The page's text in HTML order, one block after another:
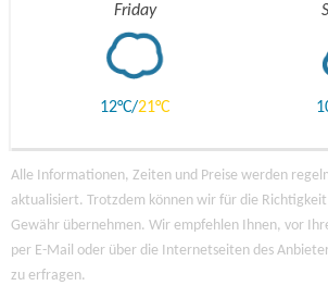
Friday
12 21
Alle Informationen, Zeiten und Preise werden
aktualisiert. Trotzdem können wir für die
Gewähr übernehmen. Wir empfehlen Ihnen, vor
per E-Mail oder über die Internetseiten des
zu erfragen.